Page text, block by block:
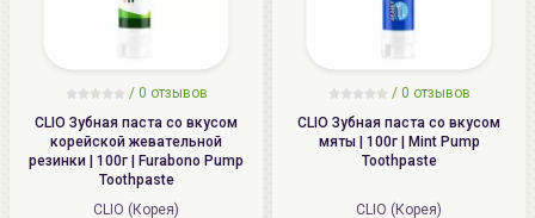
/ 0 отзывов
CLIO Зубная паста со вкусом
корейской жевательной
резинки | 100г | Furabono Pump
Toothpaste
CLIO (Корея)
/ 0 отзывов
CLIO Зубная паста со вкусом
мяты | 100г | Mint Pump
Toothpaste
CLIO (Корея)